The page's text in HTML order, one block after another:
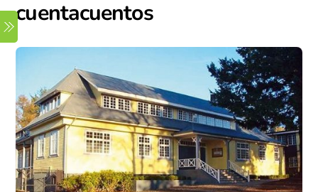
Skip
to
content
Menu
cuentacuentos